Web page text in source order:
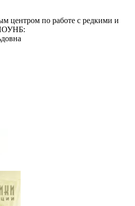
центром по работе с редкими и